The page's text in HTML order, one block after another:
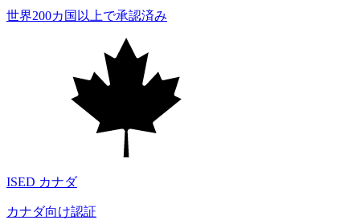
世界200カ国以上で承認済み
ISED カナダ
カナダ向け認証